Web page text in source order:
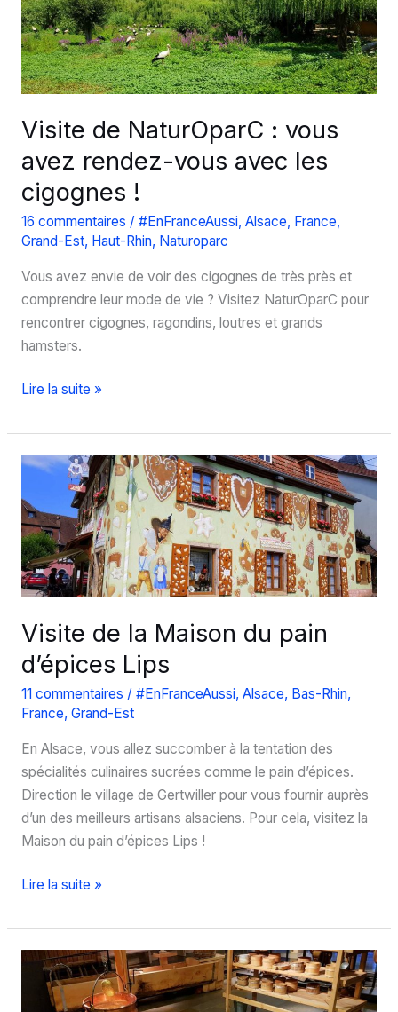
en
famille
Visite de NaturOparC : vous
avez rendez-vous avec les
cigognes !
16 commentaires / #EnFranceAussi, Alsace, France,
Grand-Est, Haut-Rhin, Naturoparc
Vous avez envie de voir des cigognes de très près et
comprendre leur mode de vie ? Visitez NaturOparC pour
rencontrer cigognes, ragondins, loutres et grands
hamsters.
Visite
NaturOparC
:
avez
rendez-
vous
avec
les
cigognes
Lire la suite »
Visite de la Maison du pain
d’épices Lips
11 commentaires / #EnFranceAussi, Alsace, Bas-Rhin,
France, Grand-Est
En Alsace, vous allez succomber à la tentation des
spécialités culinaires sucrées comme le pain d’épices.
Direction le village de Gertwiller pour vous fournir auprès
d’un des meilleurs artisans alsaciens. Pour cela, visitez la
Maison du pain d’épices Lips !
Visite
la
Maison
Lire la suite »